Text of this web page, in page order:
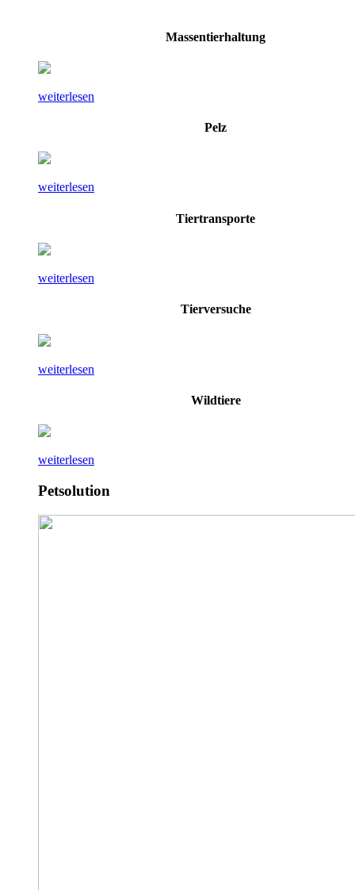
Massentierhaltung
weiterlesen
Pelz
weiterlesen
Tiertransporte
weiterlesen
Tierversuche
weiterlesen
Wildtiere
weiterlesen
Petsolution